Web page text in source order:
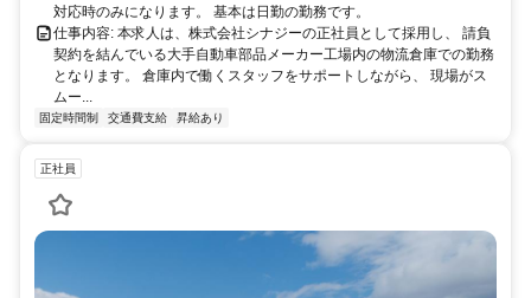
対応時のみになります。 基本は日勤の勤務です。
仕事内容: 本求人は、株式会社シナジーの正社員として採用し、 請負
契約を結んでいる大手自動車部品メーカー工場内の物流倉庫での勤務
となります。 倉庫内で働くスタッフをサポートしながら、 現場がス
ムー...
固定時間制 交通費支給 昇給あり
正社員